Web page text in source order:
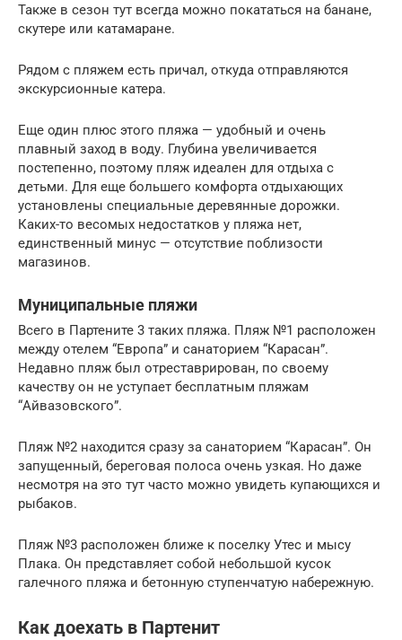
Также в сезон тут всегда можно покататься на банане,
скутере или катамаране.
Рядом с пляжем есть причал, откуда отправляются
экскурсионные катера.
Еще один плюс этого пляжа — удобный и очень
плавный заход в воду. Глубина увеличивается
постепенно, поэтому пляж идеален для отдыха с
детьми. Для еще большего комфорта отдыхающих
установлены специальные деревянные дорожки.
Каких-то весомых недостатков у пляжа нет,
единственный минус — отсутствие поблизости
магазинов.
Муниципальные пляжи
Всего в Партените 3 таких пляжа. Пляж №1 расположен
между отелем “Европа” и санаторием “Карасан”.
Недавно пляж был отреставрирован, по своему
качеству он не уступает бесплатным пляжам
“Айвазовского”.
Пляж №2 находится сразу за санаторием “Карасан”. Он
запущенный, береговая полоса очень узкая. Но даже
несмотря на это тут часто можно увидеть купающихся и
рыбаков.
Пляж №3 расположен ближе к поселку Утес и мысу
Плака. Он представляет собой небольшой кусок
галечного пляжа и бетонную ступенчатую набережную.
Как доехать в Партенит